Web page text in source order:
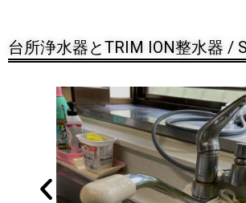
台所浄水器とTRIM ION整水器 /